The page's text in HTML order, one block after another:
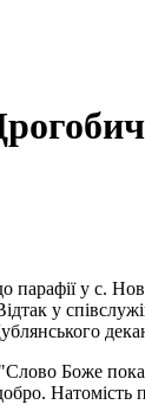
у с.
у
Боже